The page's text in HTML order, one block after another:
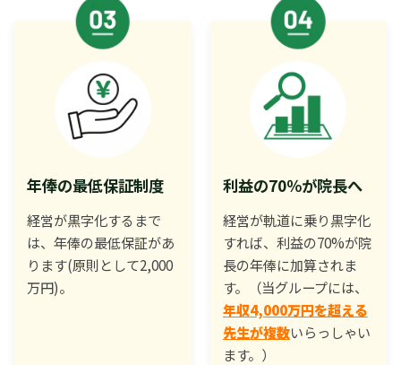
年俸の最低保証制度
経営が黒字化するまで
は、年俸の最低保証があ
ります(原則として2,000
万円)。
利益の70％が院長へ
経営が軌道に乗り黒字化
すれば、利益の70%が院
長の年俸に加算されま
す。（当グループには、
年収4,000万円を超える
先生が複数いらっしゃい
ます。）